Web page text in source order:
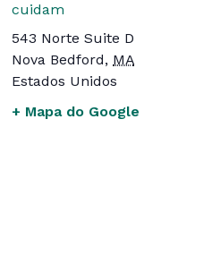
cuidam
543 Norte Suite D
Nova Bedford, MA
Estados Unidos
+ Mapa do Google